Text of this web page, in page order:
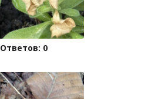
Ответов: 0